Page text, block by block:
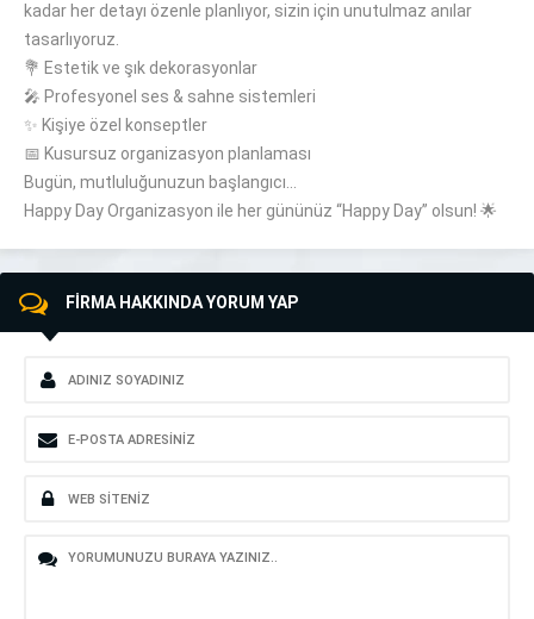
kadar her detayı özenle planlıyor, sizin için unutulmaz anılar
tasarlıyoruz.
💐 Estetik ve şık dekorasyonlar
🎤 Profesyonel ses & sahne sistemleri
✨ Kişiye özel konseptler
📅 Kusursuz organizasyon planlaması
Bugün, mutluluğunuzun başlangıcı…
Happy Day Organizasyon ile her gününüz “Happy Day” olsun! 🌟
FİRMA HAKKINDA YORUM YAP